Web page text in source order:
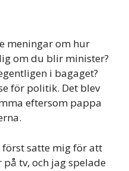
meningar om hur
om du blir minister?
i bagaget?
för politik. Det blev
eftersom pappa
först satte mig för att
tv, och jag spelade